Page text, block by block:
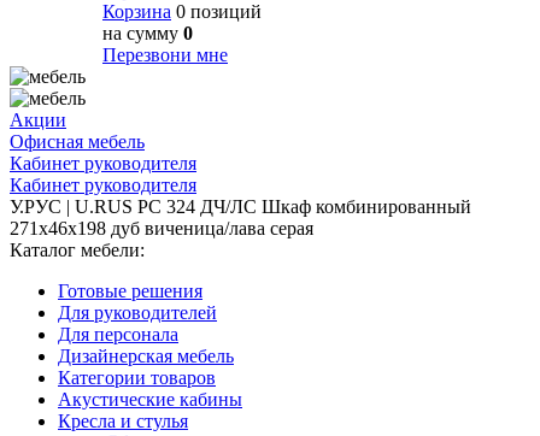
Корзина 0 позиций
на сумму 0
Перезвони мне
Акции
Офисная мебель
Кабинет руководителя
Кабинет руководителя
У.РУС | U.RUS PC 324 ДЧ/ЛС Шкаф комбинированный
271х46х198 дуб виченица/лава серая
Каталог мебели:
Готовые решения
Для руководителей
Для персонала
Дизайнерская мебель
Категории товаров
Акустические кабины
Кресла и стулья